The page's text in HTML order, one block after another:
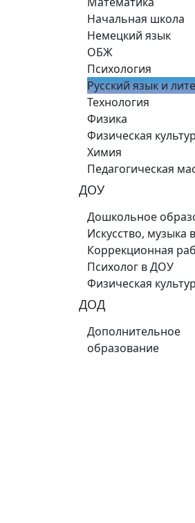
Начальная школа
Немецкий язык
ОБЖ
Психология
Русский язык и
Технология
Физика
Физическая
Химия
Педагогическая
ДОУ
Дошкольное
Искусство, музыка
Коррекционная
Психолог в ДОУ
Физическая
ДОД
Дополнительное
образование